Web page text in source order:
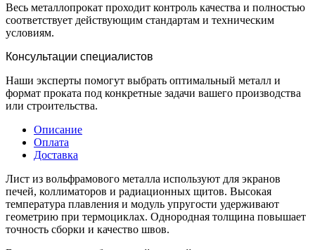
Весь металлопрокат проходит контроль качества и полностью
соответствует действующим стандартам и техническим
условиям.
Консультации специалистов
Наши эксперты помогут выбрать оптимальный металл и
формат проката под конкретные задачи вашего производства
или строительства.
Описание
Оплата
Доставка
Лист из вольфрамового металла используют для экранов
печей, коллиматоров и радиационных щитов. Высокая
температура плавления и модуль упругости удерживают
геометрию при термоциклах. Однородная толщина повышает
точность сборки и качество швов.